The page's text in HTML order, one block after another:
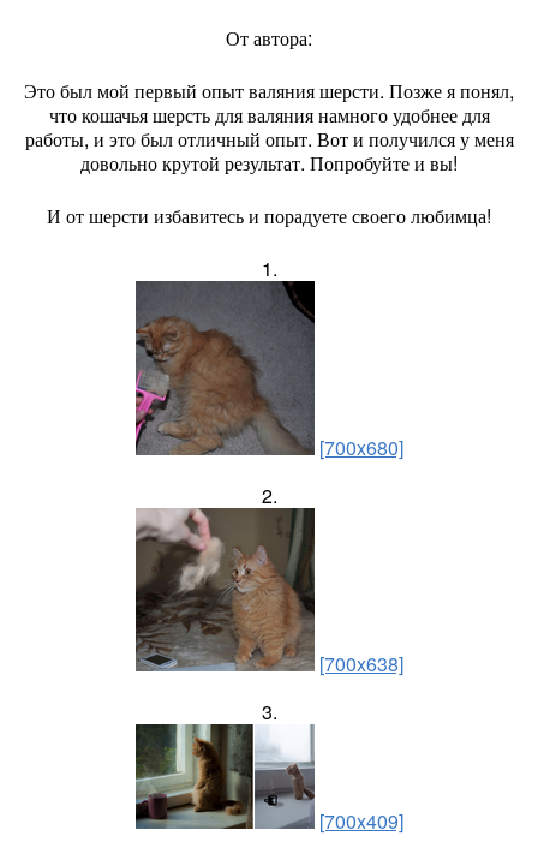
От автора:
Это был мой первый опыт валяния шерсти. Позже я понял,
что кошачья шерсть для валяния намного удобнее для
работы, и это был отличный опыт. Вот и получился у меня
довольно крутой результат. Попробуйте и вы!
И от шерсти избавитесь и порадуете своего любимца!
1.
[700x680]
2.
[700x638]
3.
[700x409]